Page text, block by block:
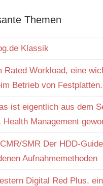
Themen
Klassik
Rated Workload, eine
Betrieb von Festplatten.
ist eigentlich aus dem
Health Management
SMR Der HDD-
Aufnahmemethoden
Digital Red Plus,